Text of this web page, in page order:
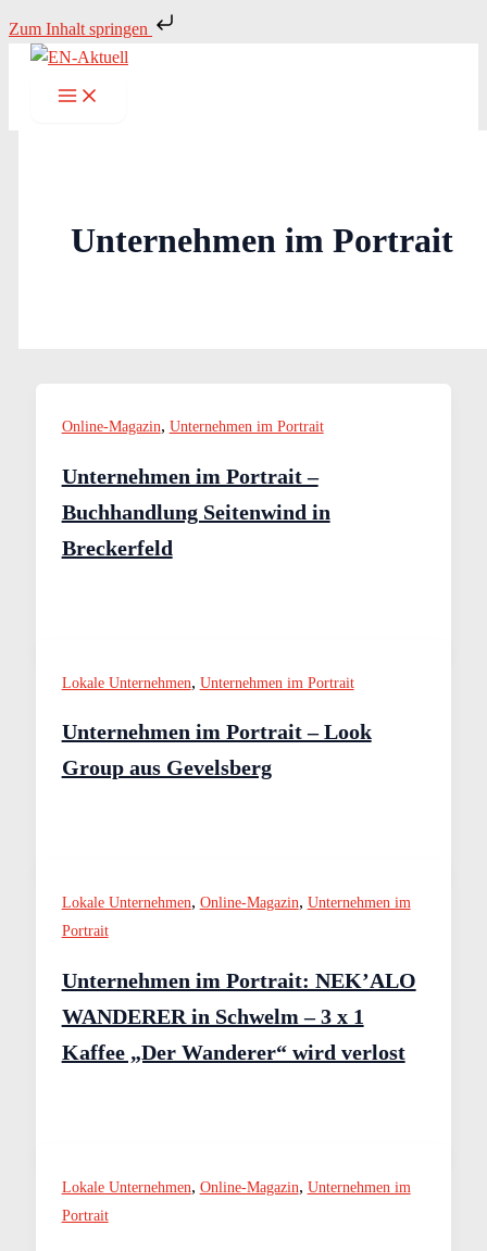
Zum Inhalt springen
Inhalt
springen
Unternehmen im Portrait
Online-Magazin, Unternehmen im Portrait
Unternehmen im Portrait –
Buchhandlung Seitenwind in
Breckerfeld
Lokale Unternehmen, Unternehmen im Portrait
Unternehmen im Portrait – Look
Group aus Gevelsberg
Lokale Unternehmen, Online-Magazin, Unternehmen im
Portrait
Unternehmen im Portrait: NEK’ALO
WANDERER in Schwelm – 3 x 1
Kaffee „Der Wanderer“ wird verlost
Lokale Unternehmen, Online-Magazin, Unternehmen im
Portrait